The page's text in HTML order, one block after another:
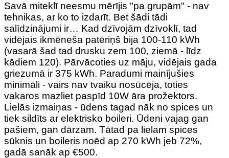
Savā miteklī neesmu mērījis "pa grupām" - nav
tehnikas, ar ko to izdarīt. Bet šādi tādi
salīdzinājumi ir… Kad dzīvojām dzīvoklī, tad
vidējais ikmēneša patēriņš bija 100-110 kWh
(vasarā šad tad drusku zem 100, ziemā - līdz
kādiem 120). Pārvācoties uz māju, vidējais gada
griezumā ir 375 kWh. Paradumi mainījušies
minimāli - vairs nav tvaiku nosūcēja, toties
vakaros mazliet paspīd 10W āra prožektors.
Lielās izmaiņas - ūdens tagad nāk no spices un
tiek sildīts ar elektrisko boileri. Ūdeni vajag gan
pašiem, gan dārzam. Tātad pa lielam spices
sūknis un boileris noēd ap 270 kWh jeb 72%,
gadā sanāk ap €500.